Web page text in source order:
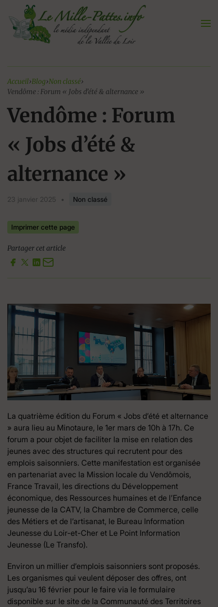
contenu
Accueil›Blog›Non classé›
Vendôme : Forum « Jobs d’été & alternance »
Vendôme : Forum
« Jobs d’été &
alternance »
23 janvier 2025 • Non classé
Imprimer cette page
Partager cet article
La quatrième édition du Forum « Jobs d’été et alternance
» aura lieu au Minotaure, le 1er mars de 10h à 17h. Ce
forum a pour objet de faciliter la mise en relation des
jeunes avec des structures qui recrutent pour des
emplois saisonniers. Cette manifestation est organisée
en partenariat avec la Mission locale du Vendômois,
France Travail, les directions du Développement
économique, des Ressources humaines et de l’Enfance
jeunesse de la CATV, la Chambre de Commerce, celle
des Métiers et de l’artisanat, le Bureau Information
Jeunesse du Loir-et-Cher et Le Point Information
Jeunesse (Le Transfo).
Environ un millier d’emplois saisonniers sont proposés.
Les organismes qui veulent déposer des offres, ont
jusqu’au 16 février pour le faire via le formulaire
disponible sur le site de la Communauté des Territoires